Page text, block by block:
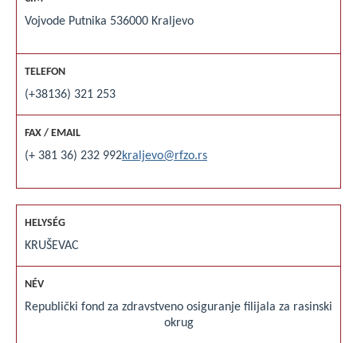
Vojvode Putnika 536000 Kraljevo
(+38136) 321 253
(+ 381 36) 232 992kraljevo@rfzo.rs
KRUŠEVAC
Republički fond za zdravstveno osiguranje filijala za rasinski
okrug